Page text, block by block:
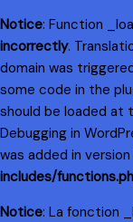
Notice: Function
incorrectly.
domain was
some code in the
should be loaded at
Debugging in
was added in version
includes/
Notice: La fonction